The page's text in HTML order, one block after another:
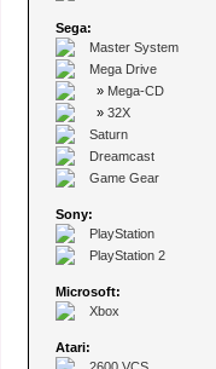
Sega:
Master System
Mega Drive
» Mega-CD
» 32X
Saturn
Dreamcast
Game Gear
Sony:
PlayStation
PlayStation 2
Microsoft:
Xbox
Atari: